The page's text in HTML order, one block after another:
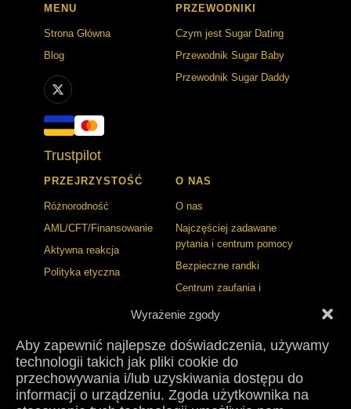
Wyrażenie zgody
Aby zapewnić najlepsze doświadczenia, używamy
technologii takich jak pliki cookie do
przechowywania i/lub uzyskiwania dostępu do
informacji o urządzeniu. Zgoda użytkownika na
MENU
Strona Główna
Blog
Trustpilot
PRZEWODNIKI
Czym jest Sugar Dating
Przewodnik Sugar Baby
Przewodnik Sugar Daddy
PRZEJRZYSTOŚĆ
Różnorodność
AML/CFT/Finansowanie
Aktywna reakcja
Polityka etyczna
O NAS
O nas
Najczęściej zadawane
pytania i centrum pomocy
Bezpieczne randki
Centrum zaufania i
Standardy publikacji
Polityka korekt
Współprace
Kontakt
Prasa
Badanie Sugar Dating 2026